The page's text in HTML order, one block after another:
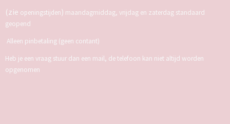
(zie openingstijden) maandagmiddag, vrijdag en zaterdag standaard
geopend
Alleen pinbetaling (geen contant)
Heb je een vraag stuur dan een mail, de telefoon kan niet altijd worden
opgenomen